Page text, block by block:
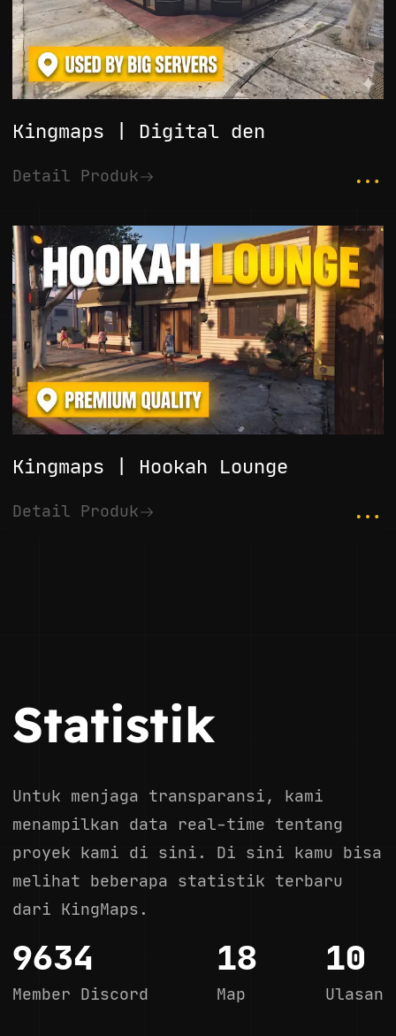
Kingmaps | Digital den
Detail Produk ...
Kingmaps | Hookah Lounge
Detail Produk ...
Statistik
Untuk menjaga transparansi, kami
menampilkan data real-time tentang
proyek kami di sini. Di sini kamu bisa
melihat beberapa statistik terbaru
dari KingMaps.
9634
Member Discord
18
Map
10
Ulasan